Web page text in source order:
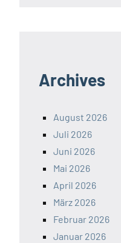
Archives
August 2026
Juli 2026
Juni 2026
Mai 2026
April 2026
März 2026
Februar 2026
Januar 2026